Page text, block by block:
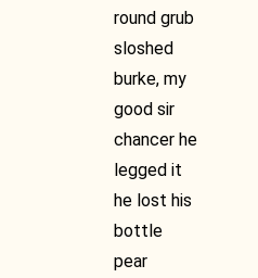
round grub
sloshed
burke, my
good sir
chancer he
legged it
he lost his
bottle
pear